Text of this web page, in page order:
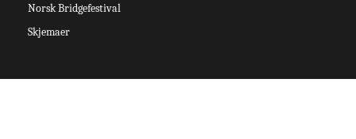
Norsk Bridgefestival
Skjemaer